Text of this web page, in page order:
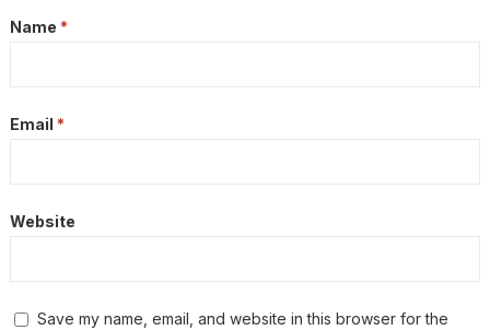
Name *
Email *
Website
Save my name, email, and website in this browser for the